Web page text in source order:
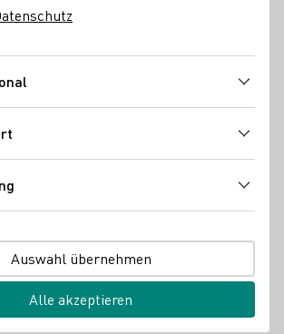
durch das nächtliche Bleichtal
Weine
zur Begrüßung
kleinen Hunger
& Vollmondzauberfür stimmungsvolle
Funktional
Auswahl übernehmen
Alle akzeptieren